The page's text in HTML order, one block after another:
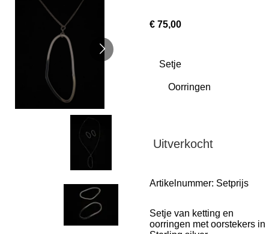
€ 75,00
Setje
Uitverkocht
Artikelnummer: Setprijs
Setje van ketting en
oorringen met oorstekers in